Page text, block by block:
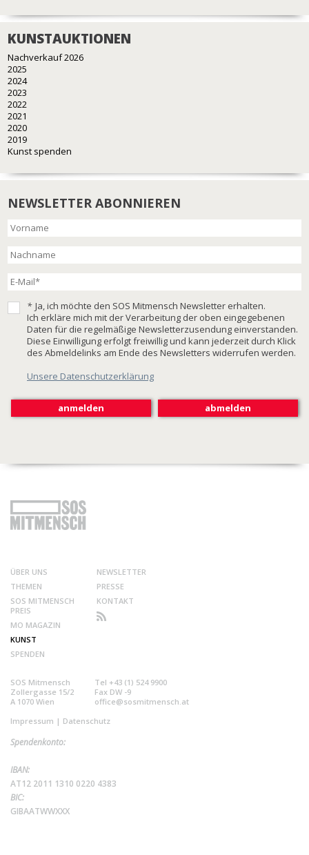
KUNSTAUKTIONEN
Nachverkauf 2026
2025
2024
2023
2022
2021
2020
2019
Kunst spenden
NEWSLETTER ABONNIEREN
* Ja, ich möchte den SOS Mitmensch Newsletter erhalten.
Ich erkläre mich mit der Verarbeitung der oben eingegebenen
Daten für die regelmäßige Newsletterzusendung einverstanden.
Diese Einwilligung erfolgt freiwillig und kann jederzeit durch Klick
des Abmeldelinks am Ende des Newsletters widerrufen werden.
Unsere Datenschutzerklärung
ÜBER UNS
THEMEN
SOS MITMENSCH
PREIS
MO MAGAZIN
KUNST
SPENDEN
NEWSLETTER
PRESSE
KONTAKT
SOS Mitmensch
Zollergasse 15/2
A 1070 Wien
Tel +43 (1) 524 9900
Fax DW -9
office@sosmitmensch.at
Impressum | Datenschutz
Spendenkonto:
IBAN:
AT12 2011 1310 0220 4383
BIC:
GIBAATWWXXX